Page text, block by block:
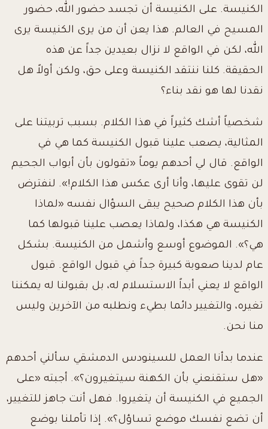
الكنيسة. على الكنيسة أن تجسد حضور الله، حضور
المسيح في العالم. هذا يعن أن من يرى الكنيسة يرى
الله، لكن في الواقع لا نزال بعيدين جداً عن هذه
الحقيقة. كلنا ننتقد الكنيسة وعلى حق، ولكن أولاً هل
نقدنا لها هو نقد بناء؟
شخصياً أشك كثيراً في هذا الكلام. بسبب تربيتنا على
المثالية، يصعب علينا قبول الكنيسة كما هي في
الواقع. قال لي أحدهم يوماً «تقولون بأن أبواب الجحيم
لن تقوى عليها، وأنا أرى عكس هذا الكلام!». لنفترض
بأن هذا الكلام صحيح يبقى السؤال نفسه «لماذا
الكنيسة هي هكذا، ولماذا يعصب علينا قبولها كما
هي؟». الموضوع أوسع وأشمل من الكنيسة. بشكل
عام لدينا صعوبة كبيرة جداً في قبول الواقع. قبول
الواقع لا يعني أبداً الاستسلام له، بل بقبولنا له يمكننا
تغيره، والتغيير دائما بطيء ونطلبه من الآخرين وليس
منا نحن.
عندما بدأنا العمل للسينودس الدمشقي سألني أحدهم
«هل ستقنعني بأن الكهنة سيتغيرون؟». أجبته «على
الجميع في الكنيسة أن يتغيروا. فهل أنت جاهز للتغيير،
أن تضع نفسك موضع تساؤل؟». إذا تأملنا بوضع